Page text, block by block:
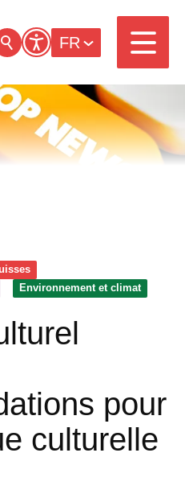
FR
Environnement et climat
pour
culturelle